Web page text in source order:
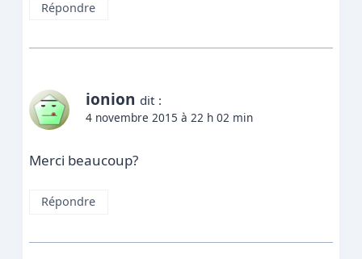
Répondre
ionion dit :
4 novembre 2015 à 22 h 02 min
Merci beaucoup?
Répondre